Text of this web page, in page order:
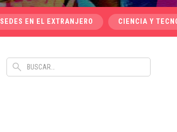
SEDES EN EL EXTRANJERO CIENCIA Y